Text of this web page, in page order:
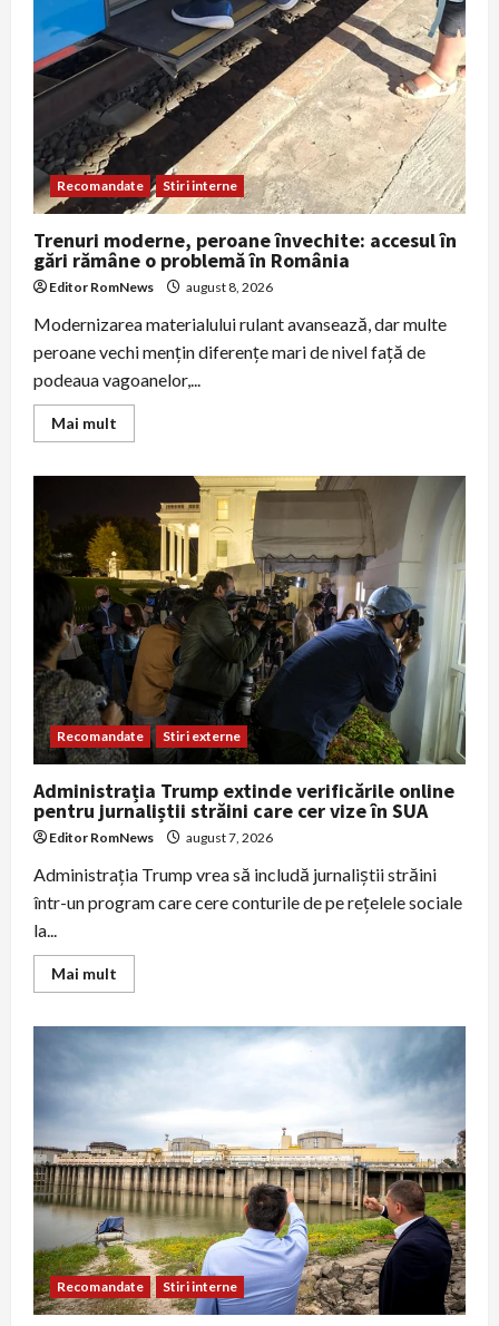
Recomandate Stiri interne
Trenuri moderne, peroane învechite: accesul în
gări rămâne o problemă în România
Editor RomNews august 8, 2026
Modernizarea materialului rulant avansează, dar multe
peroane vechi menţin diferenţe mari de nivel faţă de
podeaua vagoanelor,...
Mai mult
more
peroane
învechite:
accesul
în
gări
rămâne
o
problemă
în
România
Recomandate Stiri externe
Administrația Trump extinde verificările online
pentru jurnaliștii străini care cer vize în SUA
Editor RomNews august 7, 2026
Administrația Trump vrea să includă jurnaliștii străini
într-un program care cere conturile de pe rețelele sociale
la...
Mai mult
more
Trump
extinde
verificările
online
jurnaliștii
străini
care
cer
vize
în
SUA
Recomandate Stiri interne